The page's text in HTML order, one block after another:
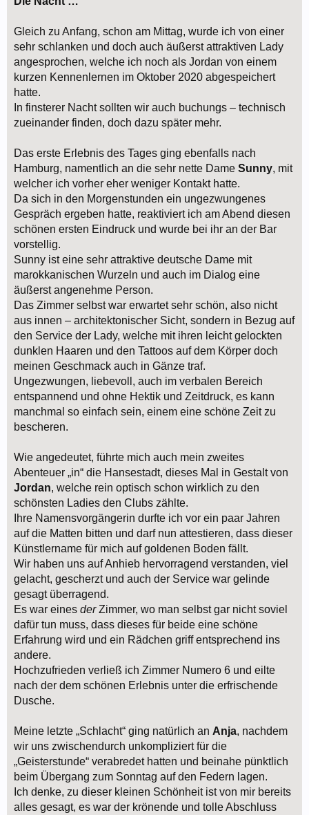
Gleich zu Anfang, schon am Mittag, wurde ich von einer
sehr schlanken und doch auch äußerst attraktiven Lady
angesprochen, welche ich noch als Jordan von einem
kurzen Kennenlernen im Oktober 2020 abgespeichert
hatte.
In finsterer Nacht sollten wir auch buchungs – technisch
zueinander finden, doch dazu später mehr.
Das erste Erlebnis des Tages ging ebenfalls nach
Hamburg, namentlich an die sehr nette Dame Sunny, mit
welcher ich vorher eher weniger Kontakt hatte.
Da sich in den Morgenstunden ein ungezwungenes
Gespräch ergeben hatte, reaktiviert ich am Abend diesen
schönen ersten Eindruck und wurde bei ihr an der Bar
vorstellig.
Sunny ist eine sehr attraktive deutsche Dame mit
marokkanischen Wurzeln und auch im Dialog eine
äußerst angenehme Person.
Das Zimmer selbst war erwartet sehr schön, also nicht
aus innen – architektonischer Sicht, sondern in Bezug auf
den Service der Lady, welche mit ihren leicht gelockten
dunklen Haaren und den Tattoos auf dem Körper doch
meinen Geschmack auch in Gänze traf.
Ungezwungen, liebevoll, auch im verbalen Bereich
entspannend und ohne Hektik und Zeitdruck, es kann
manchmal so einfach sein, einem eine schöne Zeit zu
bescheren.
Wie angedeutet, führte mich auch mein zweites
Abenteuer „in“ die Hansestadt, dieses Mal in Gestalt von
Jordan, welche rein optisch schon wirklich zu den
schönsten Ladies den Clubs zählte.
Ihre Namensvorgängerin durfte ich vor ein paar Jahren
auf die Matten bitten und darf nun attestieren, dass dieser
Künstlername für mich auf goldenen Boden fällt.
Wir haben uns auf Anhieb hervorragend verstanden, viel
gelacht, gescherzt und auch der Service war gelinde
gesagt überragend.
Es war eines derZimmer, wo man selbst gar nicht soviel
dafür tun muss, dass dieses für beide eine schöne
Erfahrung wird und ein Rädchen griff entsprechend ins
andere.
Hochzufrieden verließ ich Zimmer Numero 6 und eilte
nach der dem schönen Erlebnis unter die erfrischende
Dusche.
Meine letzte „Schlacht“ ging natürlich an Anja, nachdem
wir uns zwischendurch unkompliziert für die
„Geisterstunde“ verabredet hatten und beinahe pünktlich
beim Übergang zum Sonntag auf den Federn lagen.
Ich denke, zu dieser kleinen Schönheit ist von mir bereits
alles gesagt, es war der krönende und tolle Abschluss